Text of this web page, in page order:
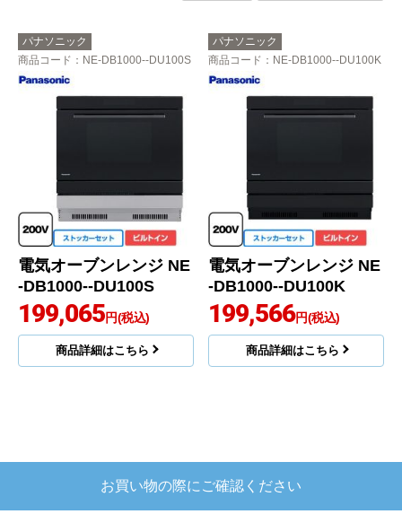
パナソニック
商品コード ：NE-DB1000--DU100S
電気オーブンレンジ NE
-DB1000--DU100S
199,065円(税込)
商品詳細はこちら
パナソニック
商品コード ：NE-DB1000--DU100K
電気オーブンレンジ NE
-DB1000--DU100K
199,566円(税込)
商品詳細はこちら
お買い物の際にご確認ください